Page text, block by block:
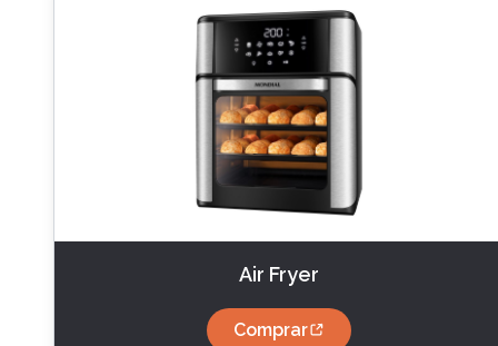
Air Fryer
Comprar